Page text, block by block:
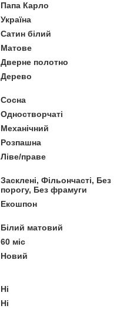
Папа Карло
Україна
Сатин білий
Матове
Дверне полотно
Дерево
Сосна
Одностворчаті
Механічний
Розпашна
Ліве/праве
Засклені, Фільончасті, Без
порогу, Без фрамуги
Екошпон
Білий матовий
60 міс
Новий
Ні
Ні